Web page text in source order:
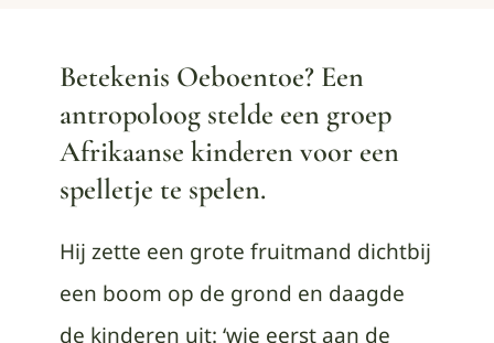
Betekenis Oeboentoe? Een
antropoloog stelde een groep
Afrikaanse kinderen voor een
spelletje te spelen.
Hij zette een grote fruitmand dichtbij
een boom op de grond en daagde
de kinderen uit: ‘wie eerst aan de